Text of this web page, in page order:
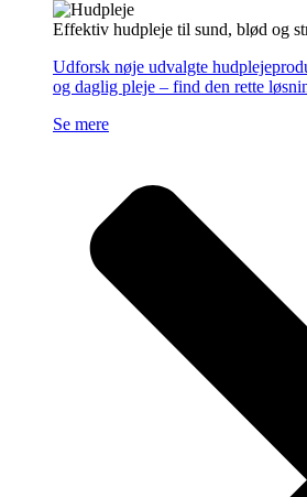
Effektiv hudpleje til sund, blød og
Udforsk nøje udvalgte
og daglig pleje – find den rette
Se mere